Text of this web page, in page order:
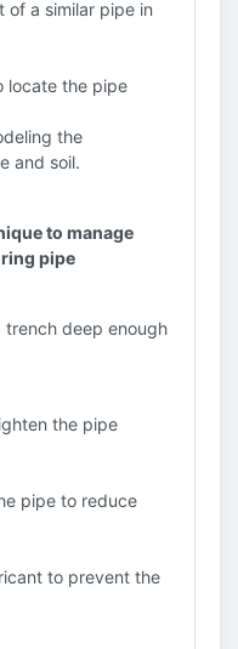
of a similar pipe in
locate the pipe
the
and soil.
to manage
pipe
deep enough
the pipe
pipe to reduce
to prevent the